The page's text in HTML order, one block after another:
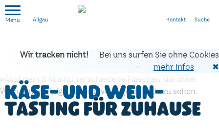
Allgäu
Wir tracken nicht!
Bei uns surfen Sie ohne Cookies
-
mehr Infos ✖
Käse- und Wein-
Tasting für zuhause